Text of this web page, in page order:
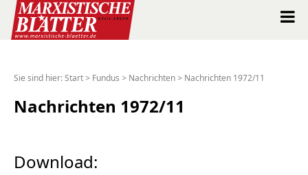
Shop
Sie sind hier:Start > Fundus > Nachrichten > Nachrichten 1972/11
Nachrichten 1972/11
Download: